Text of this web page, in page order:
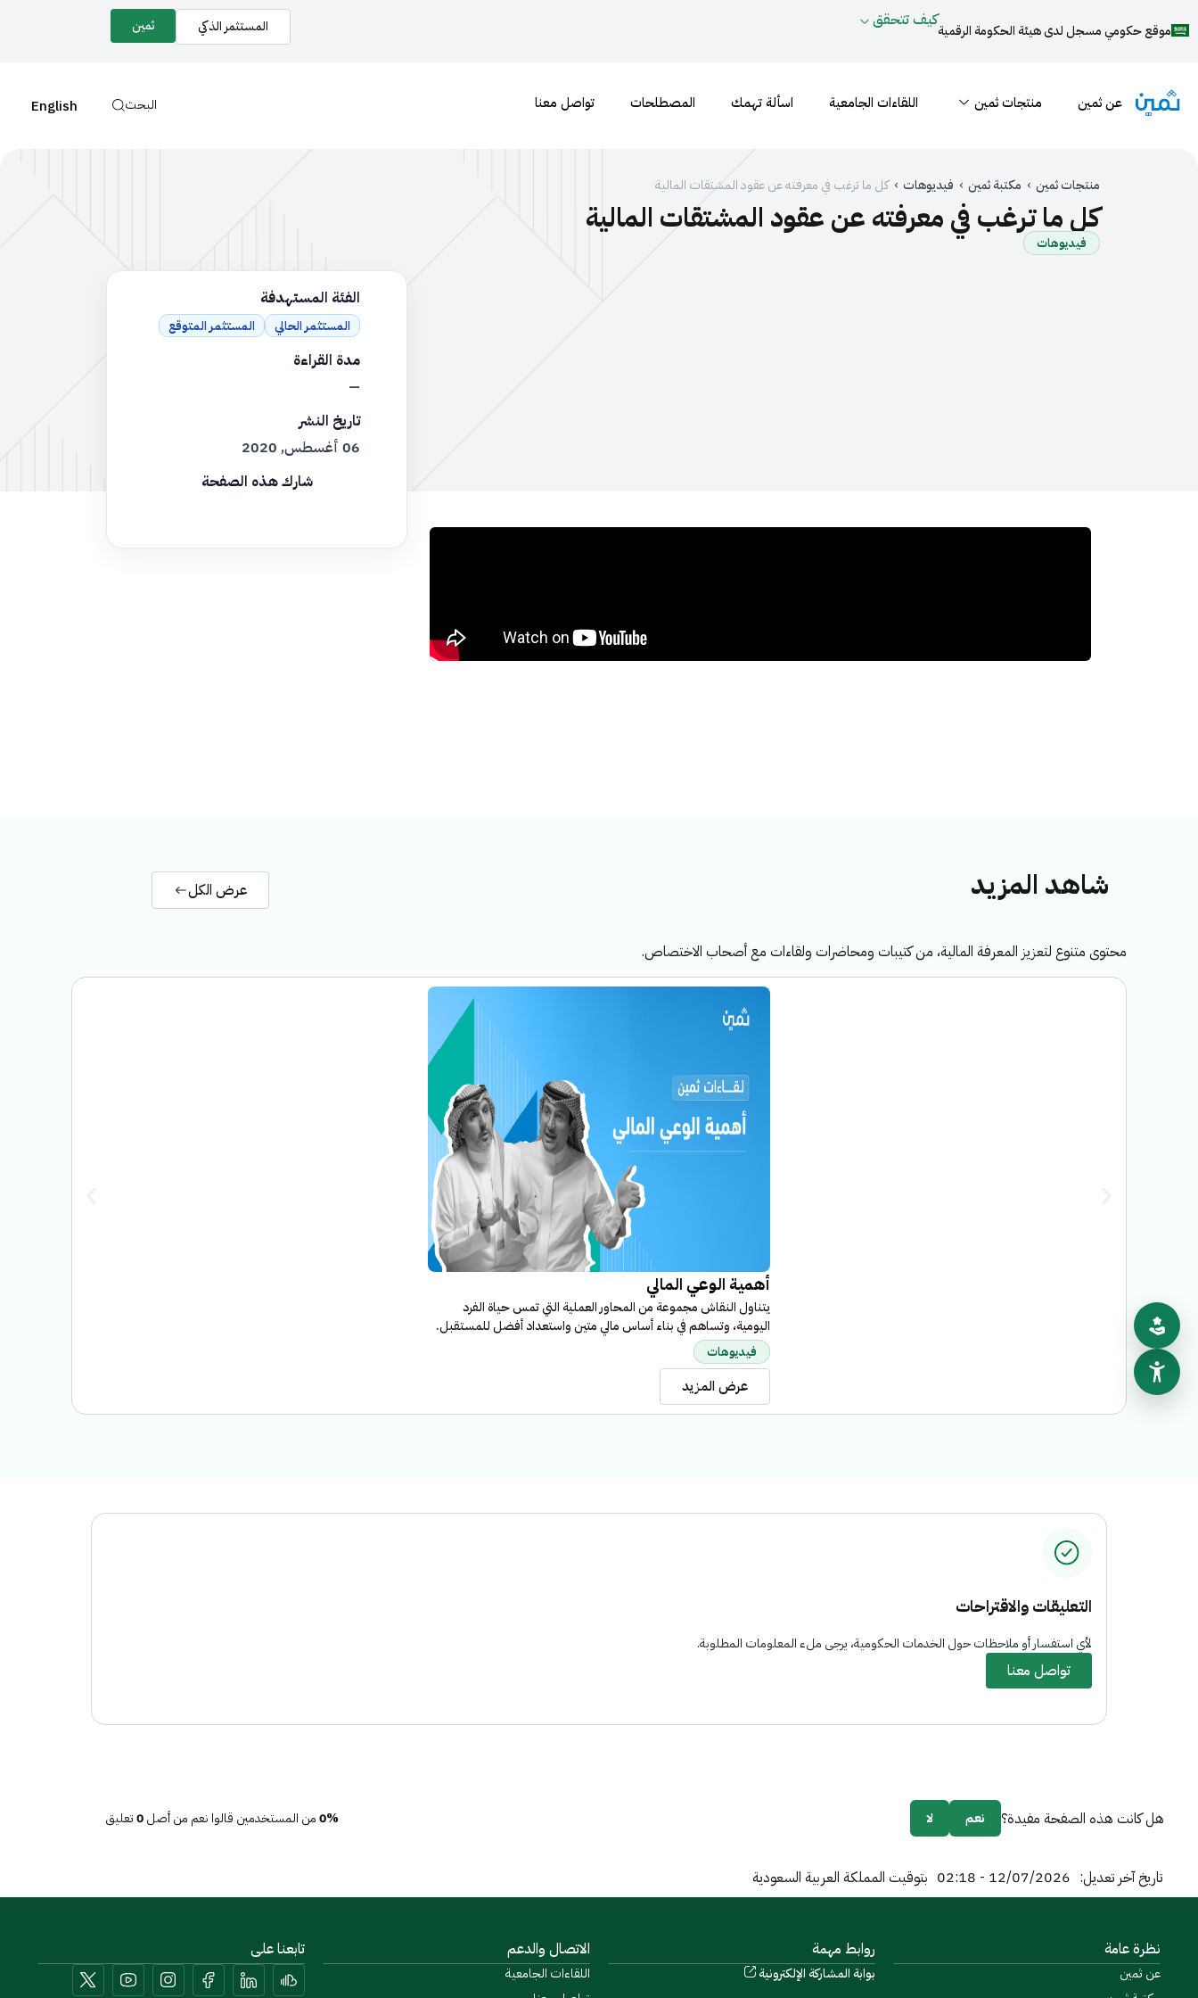
المستثمر الذكي ثمين موقع حكومي مسجل لدى هيئة الحكومة الرقمية
كيف تتحقق
عن ثمين منتجات ثمين اللقاءات الجامعية اسألة تهمك المصطلحات تواصل معنا البحث English
منتجات ثمين › مكتبة ثمين › فيديوهات ›كل ما ترغب في معرفته عن عقود المشتقات المالية
كل ما ترغب في معرفته عن عقود المشتقات المالية
فيديوهات
الفئة المستهدفة
المستثمر الحالي المستثمر المتوقع
مدة القراءة
—
تاريخ النشر
06 أغسطس, 2020
شارك هذه الصفحة
شاهد المزيد عرض الكل
محتوى متنوع لتعزيز المعرفة المالية، من كتيبات ومحاضرات ولقاءات مع أصحاب الاختصاص.
أهمية الوعي المالي
يتناول النقاش مجموعة من المحاور العملية التي تمس حياة الفرد
اليومية، وتساهم في بناء أساس مالي متين واستعداد أفضل للمستقبل.
فيديوهات
عرض المزيد
التعليقات والاقتراحات
لأي استفسار أو ملاحظات حول الخدمات الحكومية، يرجى ملء المعلومات المطلوبة.
تواصل معنا
هل كانت هذه الصفحة مفيدة؟ نعم لا 0%من المستخدمين قالوا نعم من أصل0تعليق
تاريخ آخر تعديل: 12/07/2026 - 02:18 بتوقيت المملكة العربية السعودية
نظرة عامة
عن ثمين
روابط مهمة
بوابة المشاركة الإلكترونية
الاتصال والدعم
اللقاءات الجامعية
تابعنا على